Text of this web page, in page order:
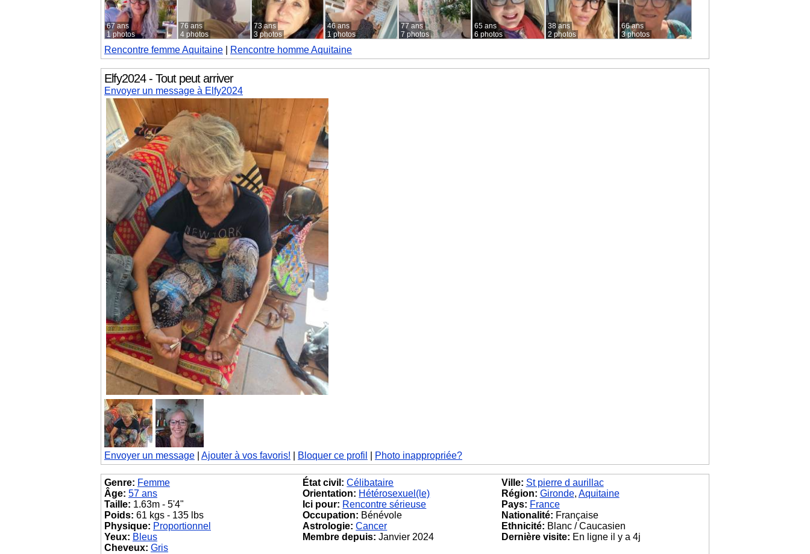
67 ans
1 photos
76 ans
4 photos
73 ans
3 photos
46 ans
1 photos
77 ans
7 photos
65 ans
6 photos
38 ans
2 photos
66 ans
3 photos
Rencontre femmeAquitaine Rencontre homme Aquitaine
Elfy2024 - Tout peut arriver
Envoyer un message à Elfy2024
Envoyer un message Ajouter à vos favoris! Bloquer ce profil Photo inappropriée?
Genre: Femme
Âge: 57 ans
Taille: 1.63m - 5'4"
Poids: 61 kgs - 135 lbs
Physique: Proportionnel
Yeux: Bleus
Cheveux: Gris
État civil: Célibataire
Orientation: Hétérosexuel(le)
Ici pour: Rencontre sérieuse
Occupation: Bénévole
Astrologie: Cancer
Membre depuis: Janvier 2024
Ville: St pierre d aurillac
Région: Gironde, Aquitaine
Pays: France
Nationalité: Française
Ethnicité: Blanc / Caucasien
Dernière visite: En ligne il y a 4j